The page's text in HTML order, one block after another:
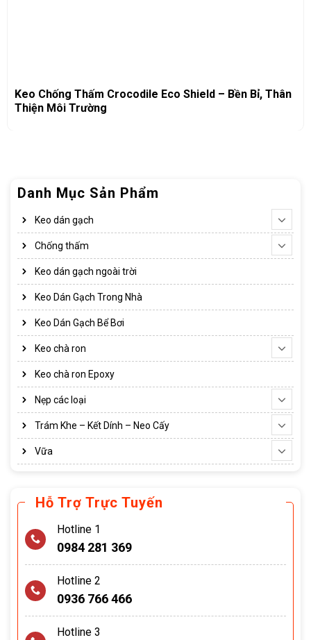
Danh Mục Sản Phẩm
Keo dán gạch
Chống thấm
Keo dán gạch ngoài trời
Keo Dán Gạch Trong Nhà
Keo Dán Gạch Bể Bơi
Keo chà ron
Keo chà ron Epoxy
Nẹp các loại
Trám Khe – Kết Dính – Neo Cấy
Vữa
Hỗ Trợ Trực Tuyến
Hotline 1
0984 281 369
Hotline 2
0936 766 466
Hotline 3
Keo Chống Thấm Crocodile Eco Shield – Bền Bỉ, Thân
Thiện Môi Trường